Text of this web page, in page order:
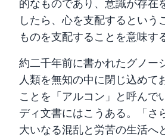
的なものであり、意識が存在
したら、心を支配するという
ものを支配することを意味す
約二千年前に書かれたグノー
人類を無知の中に閉じ込めて
ことを「アルコン」と呼んで
ディ文書にはこうある。「さ
大いなる混乱と労苦の生活へ